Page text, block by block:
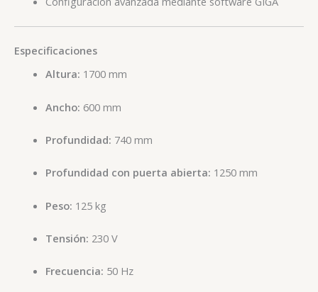
Especificaciones
Altura: 1700 mm
Ancho: 600 mm
Profundidad: 740 mm
Profundidad con puerta abierta: 1250 mm
Peso: 125 kg
Tensión: 230 V
Frecuencia: 50 Hz